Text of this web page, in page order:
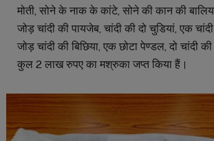
मोती, सोने के नाक के कांटे, सोने की कान की
जोड़ चांदी की पायजेब, चांदी की दो चुडियां, एक
जोड़ चांदी की बिछिया, एक छोटा पेण्डल, दो चांदी
कुल 2 लाख रुपए का मश्रुका जप्त किया हैं।